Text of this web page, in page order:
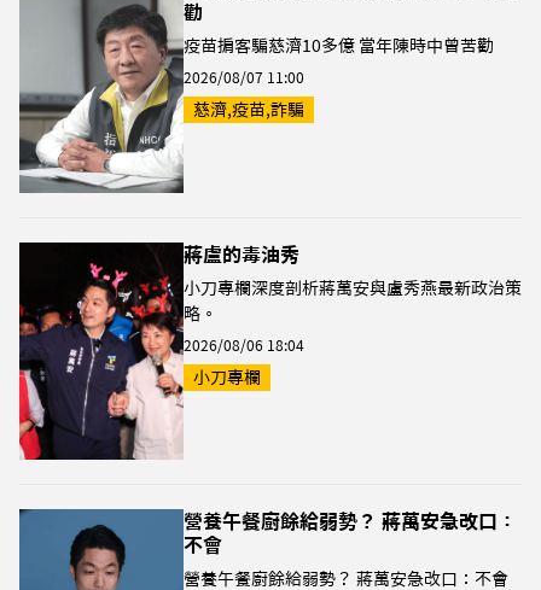
勸
疫苗掮客騙慈濟10多億 當年陳時中曾苦勸
2026/08/07 11:00
慈濟,疫苗,詐騙
蔣盧的毒油秀
小刀專欄深度剖析蔣萬安與盧秀燕最新政治策
略。
2026/08/06 18:04
小刀專欄
營養午餐廚餘給弱勢？ 蔣萬安急改口：
不會
營養午餐廚餘給弱勢？ 蔣萬安急改口：不會